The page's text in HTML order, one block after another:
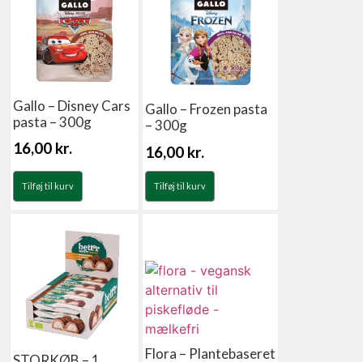
Gallo – Disney Cars
pasta – 300g
16,00 kr.
Tilføj til kurv
Gallo – Frozen pasta
– 300g
16,00 kr.
Tilføj til kurv
Flora – Plantebaseret